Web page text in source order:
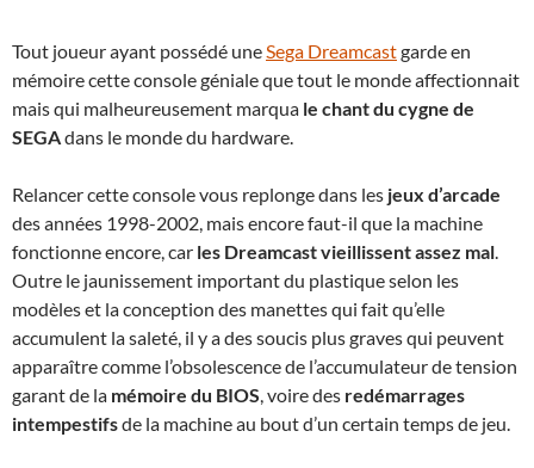
Tout joueur ayant possédé uneSega Dreamcastgarde en
mémoire cette console géniale que tout le monde affectionnait
mais qui malheureusement marqua le chant du cygne de
SEGAdans le monde du hardware.
Relancer cette console vous replonge dans les jeux d’arcade
des années 1998-2002, mais encore faut-il que la machine
fonctionne encore, car les Dreamcast vieillissent assez mal.
Outre le jaunissement important du plastique selon les
modèles et la conception des manettes qui fait qu’elle
accumulent la saleté, il y a des soucis plus graves qui peuvent
apparaître comme l’obsolescence de l’accumulateur de tension
garant de la mémoire du BIOS, voire des redémarrages
intempestifsde la machine au bout d’un certain temps de jeu.